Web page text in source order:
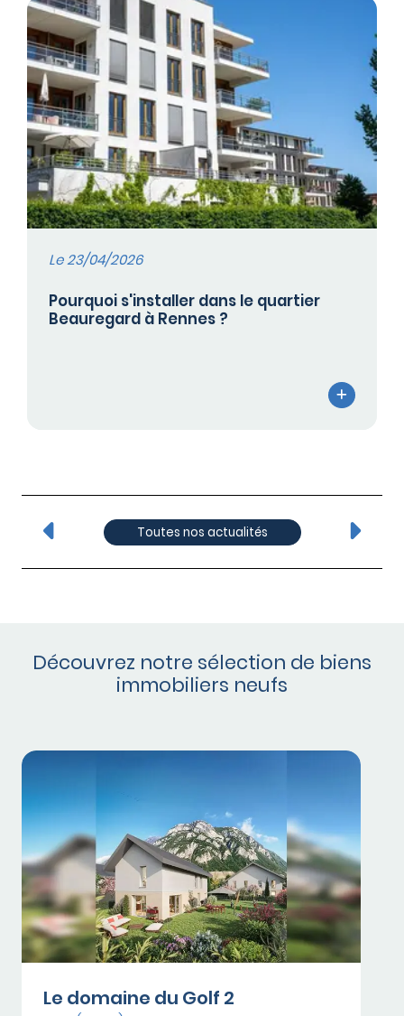
Le 23/04/2026
Pourquoi s'installer dans le quartier
Beauregard à Rennes ?
Toutes nos actualités
Découvrez notre sélection de biens
immobiliers neufs
Le domaine du Golf 2